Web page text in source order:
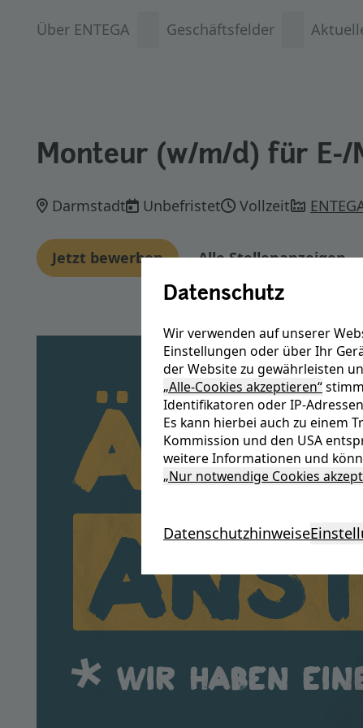
Datenschutz
Wir verwenden auf unserer
Einstellungen oder über Ihr
der Website zu gewährleisten
„Alle-Cookies akzeptieren“
Identifikatoren oder IP-Adressen
Es kann hierbei auch zu einem
Kommission und den USA
weitere Informationen und
„Nur notwendige Cookies
Datenschutzhinweise
Über ENTEGA Geschäftsfelder
Monteur (w/m/d) für E-/
Darmstadt Unbefristet Vollzeit
Jetzt bewerben Alle Stellenanzeigen
Wir haben